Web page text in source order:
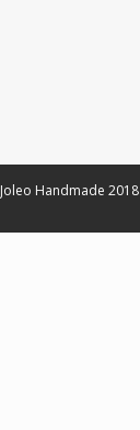
Joleo Handmade 2018